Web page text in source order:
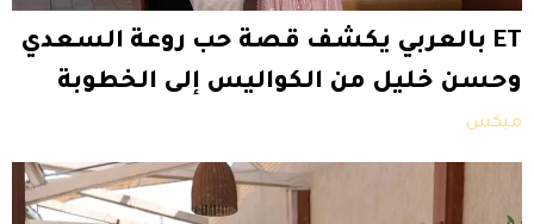
ET بالعربي يكشف قصة حب روعة السعدي
وحسن خليل من الكواليس إلى الخطوبة
ميكس